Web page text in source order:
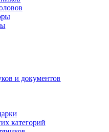
и документов
категорий